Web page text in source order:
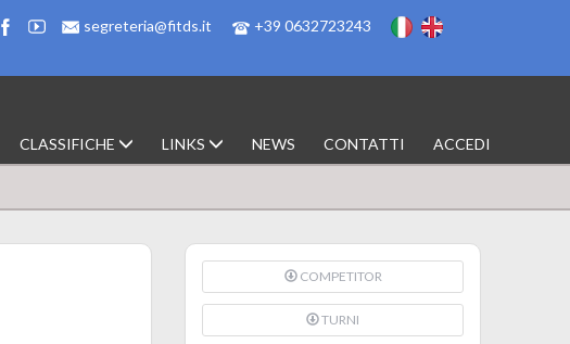
segreteria@fitds.it +39 0632723243
CLASSIFICHE LINKS NEWS CONTATTI ACCEDI
COMPETITOR
TURNI